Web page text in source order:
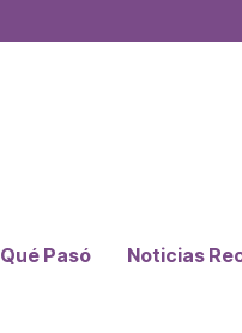
Qué Pasó Noticias